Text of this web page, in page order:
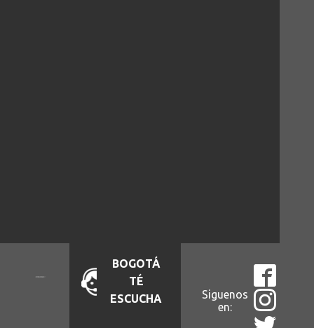
BOGOTÁ
TÉ
ESCUCHA
Siguenos
en: